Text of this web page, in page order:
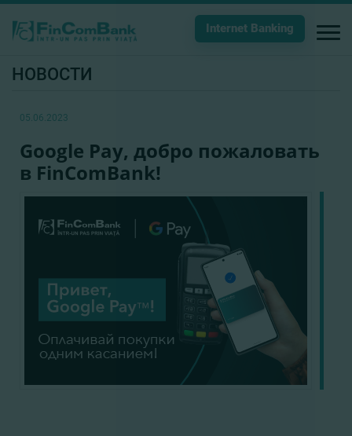
Internet Banking
НОВОСТИ
05.06.2023
Google Pay, добро пожаловать
в FinComBank!